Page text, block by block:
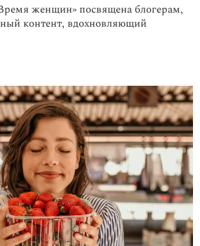
женщин» посвящена блогерам,
контент, вдохновляющий